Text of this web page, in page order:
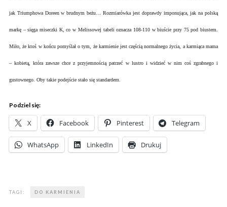
jak Triumphowa Doreen w brudnym beżu… Rozmiarówka jest doprawdy imponująca, jak na polską
markę – sięga miseczki K, co w Melissowej tabeli oznacza 108-110 w biuście przy 75 pod biustem.
Miło, że ktoś w końcu pomyślał o tym, że karmienie jest częścią normalnego życia, a karmiąca mama
– kobietą, która zawsze chce z przyjemnością patrzeć w lustro i widzieć w nim coś zgrabnego i
gustownego. Oby takie podejście stało się standardem.
Podziel się:
X Facebook Pinterest Telegram
WhatsApp LinkedIn Drukuj
TAGI: DO KARMIENIA